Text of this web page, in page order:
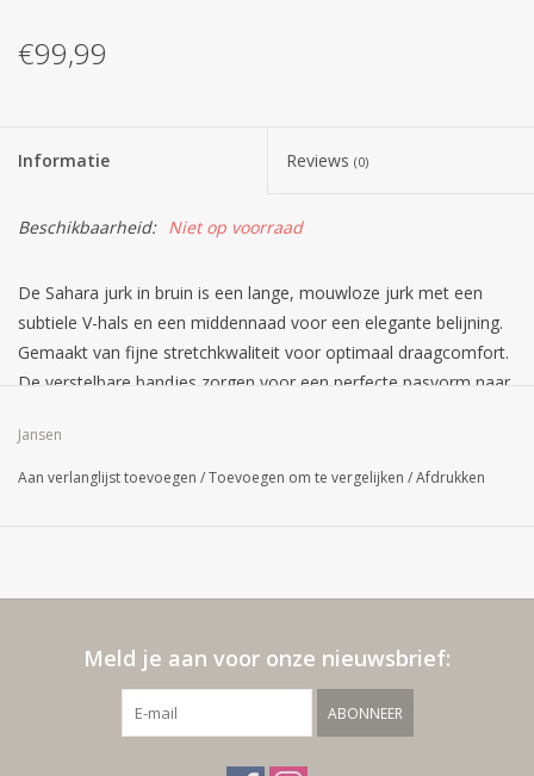
€99,99
Informatie Reviews (0)
Beschikbaarheid: Niet op voorraad
De Sahara jurk in bruin is een lange, mouwloze jurk met een
subtiele V-hals en een middennaad voor een elegante belijning.
Gemaakt van fijne stretchkwaliteit voor optimaal draagcomfort.
De verstelbare bandjes zorgen voor een perfecte pasvorm naar
Jansen
Aan verlanglijst toevoegen /Toevoegen om te vergelijken /Afdrukken
Meld je aan voor onze nieuwsbrief:
ABONNEER